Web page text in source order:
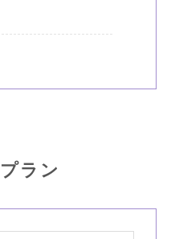
ラン